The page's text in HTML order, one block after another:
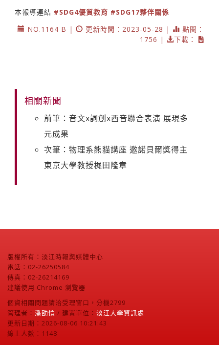
本報導連結 #SDG4優質教育 #SDG17夥伴關係
NO.1164 B |
更新時間：2023-05-28 |
點閱：
1756 |
下載：
相關新聞
前筆：音文x詞創x西音聯合表演 展現多
元成果
次筆：物理系熊貓講座 邀諾貝爾獎得主
東京大學教授梶田隆章
版權所有：淡江時報與媒體中心
電話：02-26250584
傳真：02-26214169
建議使用 Chrome 瀏覽器
個資相關問題請洽受理窗口，分機2799
管理者： 潘劭愷 / 建置單位： 淡江大學資訊處
更新日期：2026-08-06 10:21:43
線上人數：1148